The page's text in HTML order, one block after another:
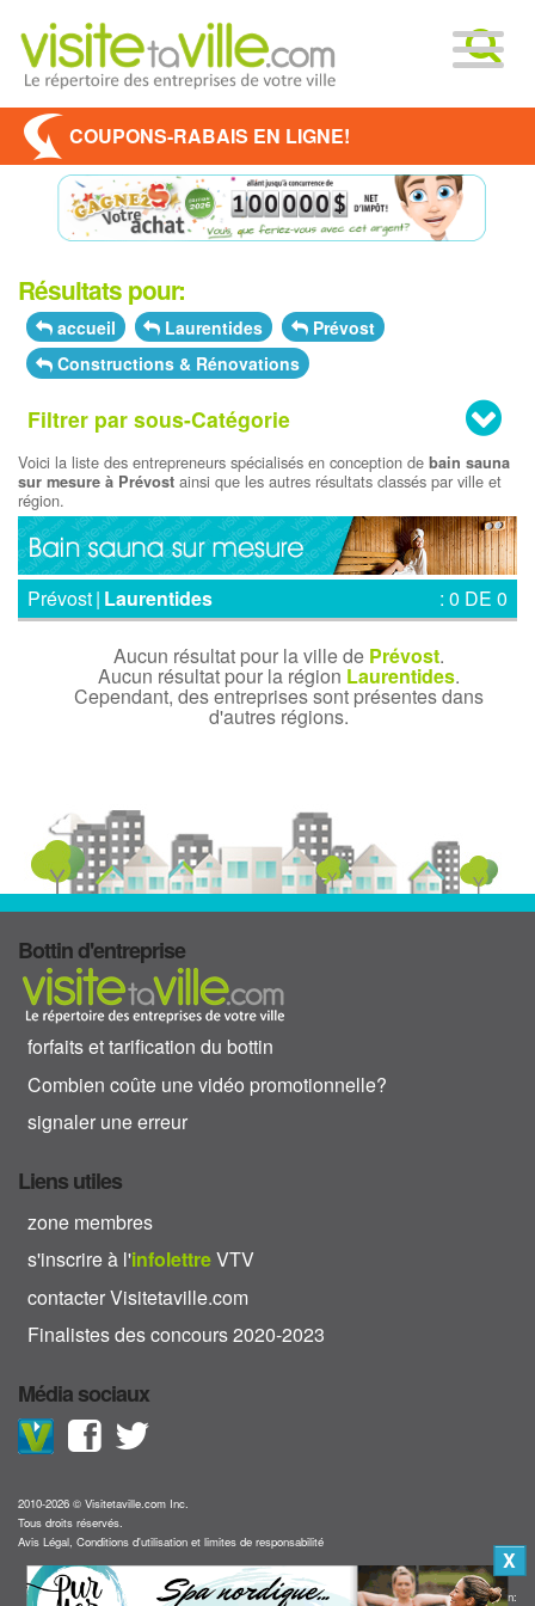
COUPONS-RABAIS EN LIGNE!
Résultats pour:
accueil Laurentides
Prévost
Constructions & Rénovations
Filtrer par sous-Catégorie
Voici la liste des entrepreneurs spécialisés en conception de bain sauna
sur mesure à Prévost ainsi que les autres résultats classés par ville et
région.
Prévost| Laurentides : 0 DE 0
Aucun résultat pour la ville de Prévost.
Aucun résultat pour la région Laurentides.
Cependant, des entreprises sont présentes dans
d'autres régions.
Bottin d'entreprise
forfaits et tarification du bottin
Combien coûte une vidéo promotionnelle?
signaler une erreur
Liens utiles
zone membres
s'inscrire à l'infolettreVTV
contacter Visitetaville.com
Finalistes des concours 2020-2023
Média sociaux
2010-2026 © Visitetaville.com Inc.
Tous droits réservés.
Avis Légal, Conditions d'utilisation et limites de responsabilité
Collaboration:
X